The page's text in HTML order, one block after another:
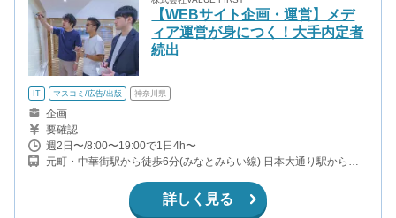
【WEBサイト企画・運営】メデ
ィア運営が身につく！大手内定者
続出
IT マスコミ/広告/出版 神奈川県
企画
要確認
週2日〜/8:00〜19:00で1日4h〜
元町・中華街駅から徒歩6分(みなとみらい線) 日本大通り駅から徒
詳しく見る